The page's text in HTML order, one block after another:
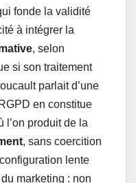
fonde la validité
à intégrer la
, selon
si son traitement
parlait d’une
en constitue
l’on produit de la
, sans coercition
lente
marketing : non